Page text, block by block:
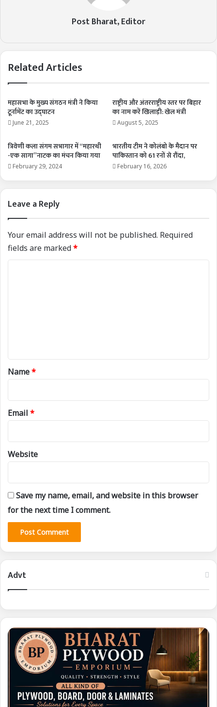
Post Bharat, Editor
Related Articles
महासभा के मुख्य संगठन मंत्री ने किया
टूर्नामेंट का उद्घाटन
June 21, 2025
राष्ट्रीय और अंतरराष्ट्रीय स्तर पर बिहार
का नाम करें खिलाड़ी: खेल मंत्री
August 5, 2025
त्रिवेणी कला संगम सभागार में “महारथी
-एक सागा”नाटक का मंचन किया गया
February 29, 2024
भारतीय टीम ने कोलंबो के मैदान पर
पाकिस्तान को 61 रनों से रौंदा,
February 16, 2026
Leave a Reply
Your email address will not be published. Required
fields are marked*
*
Name*
Email *
Website
Save my name, email, and website in this browser
for the next time I comment.
Advt